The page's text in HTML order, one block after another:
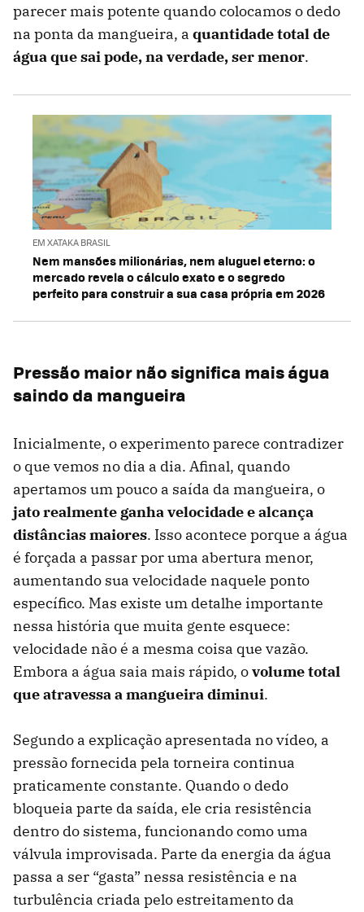
parecer mais potente quando colocamos o dedo
na ponta da mangueira, a quantidade total de
água que sai pode, na verdade, ser menor.
EM XATAKA BRASIL
Nem mansões milionárias, nem aluguel eterno: o
mercado revela o cálculo exato e o segredo
perfeito para construir a sua casa própria em 2026
Pressão maior não significa mais água
saindo da mangueira
Inicialmente, o experimento parece contradizer
o que vemos no dia a dia. Afinal, quando
apertamos um pouco a saída da mangueira, o
jato realmente ganha velocidade e alcança
distâncias maiores. Isso acontece porque a água
é forçada a passar por uma abertura menor,
aumentando sua velocidade naquele ponto
específico. Mas existe um detalhe importante
nessa história que muita gente esquece:
velocidade não é a mesma coisa que vazão.
Embora a água saia mais rápido, ovolume total
que atravessa a mangueira diminui.
Segundo a explicação apresentada no vídeo, a
pressão fornecida pela torneira continua
praticamente constante. Quando o dedo
bloqueia parte da saída, ele cria resistência
dentro do sistema, funcionando como uma
válvula improvisada. Parte da energia da água
passa a ser “gasta” nessa resistência e na
turbulência criada pelo estreitamento da